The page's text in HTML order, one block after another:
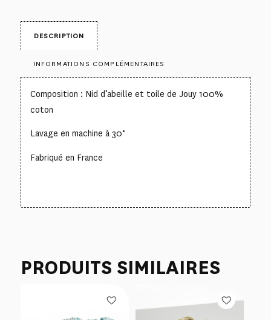
DESCRIPTION
INFORMATIONS COMPLÉMENTAIRES
Composition : Nid d’abeille et toile de Jouy 100%
coton
Lavage en machine à 30°
Fabriqué en France
PRODUITS SIMILAIRES